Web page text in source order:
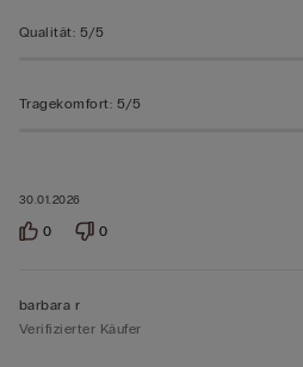
30.01.2026
Qualität: 5/5
Tragekomfort: 5/5
0 0
barbara r
Verifizierter Käufer